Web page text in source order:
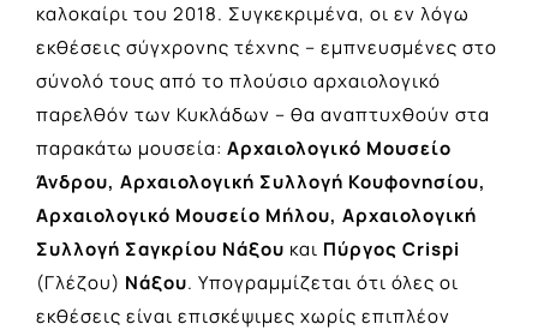
καλοκαίρι του 2018. Συγκεκριμένα, οι εν λόγω
εκθέσεις σύγχρονης τέχνης – εμπνευσμένες στο
σύνολό τους από το πλούσιο αρχαιολογικό
παρελθόν των Κυκλάδων – θα αναπτυχθούν στα
παρακάτω μουσεία: Αρχαιολογικό Μουσείο
Άνδρου, Αρχαιολογική Συλλογή Κουφονησίου,
Αρχαιολογικό Μουσείο Μήλου, Αρχαιολογική
Συλλογή Σαγκρίου Νάξου και Πύργος Crispi
(Γλέζου) Νάξου. Υπογραμμίζεται ότι όλες οι
εκθέσεις είναι επισκέψιμες χωρίς επιπλέον